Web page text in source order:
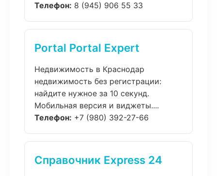
Телефон: 8 (945) 906 55 33
Portal Portal Expert
Недвижимость в Краснодар
недвижимость без регистрации:
найдите нужное за 10 секунд.
Мобильная версия и виджеты....
Телефон: +7 (980) 392-27-66
Справочник Express 24